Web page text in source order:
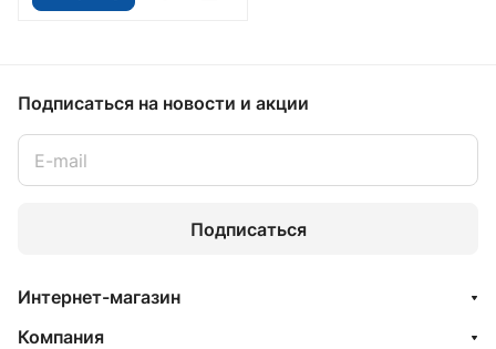
Подписаться на новости и акции
Подписаться
Интернет-магазин
Компания